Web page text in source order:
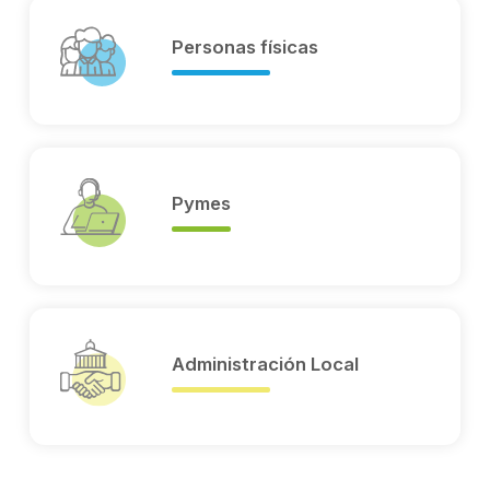
Personas físicas
Pymes
Administración Local